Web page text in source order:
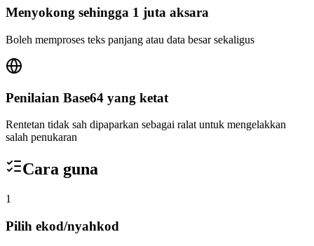
Menyokong sehingga 1 juta aksara
Boleh memproses teks panjang atau data besar sekaligus
Penilaian Base64 yang ketat
Rentetan tidak sah dipaparkan sebagai ralat untuk mengelakkan
salah penukaran
Cara guna
1
Pilih ekod/nyahkod